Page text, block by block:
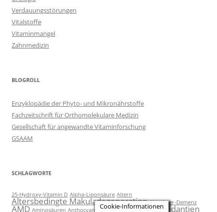
Verdauungsstörungen
Vitalstoffe
Vitaminmangel
Zahnmedizin
BLOGROLL
Enzyklopädie der Phyto- und Mikronährstoffe
Fachzeitschrift für Orthomolekulare Medizin
Gesellschaft für angewandte Vitaminforschung
GSAAM
SCHLAGWORTE
25-Hydroxy-Vitamin D Alpha-Liponsäure Altern
Altersbedingte Makuladegeneration Alzheimer-Demenz
AMD Aminosäuren Anthocyane AntioxidantAntioxidantien
Cookie-Informationen